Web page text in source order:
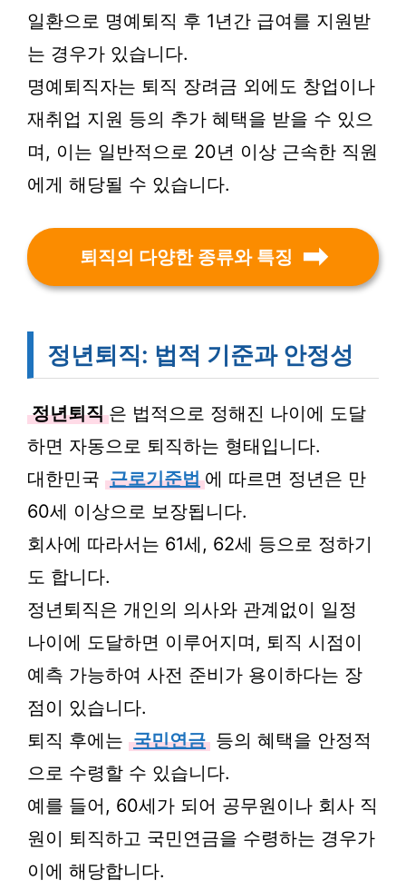
일환으로 명예퇴직 후 1년간 급여를 지원받
는 경우가 있습니다.
명예퇴직자는 퇴직 장려금 외에도 창업이나
재취업 지원 등의 추가 혜택을 받을 수 있으
며, 이는 일반적으로 20년 이상 근속한 직원
에게 해당될 수 있습니다.
퇴직의 다양한 종류와 특징
정년퇴직: 법적 기준과 안정성
정년퇴직 은 법적으로 정해진 나이에 도달
하면 자동으로 퇴직하는 형태입니다.
대한민국 근로기준법 에 따르면 정년은 만
60세 이상으로 보장됩니다.
회사에 따라서는 61세, 62세 등으로 정하기
도 합니다.
정년퇴직은 개인의 의사와 관계없이 일정
나이에 도달하면 이루어지며, 퇴직 시점이
예측 가능하여 사전 준비가 용이하다는 장
점이 있습니다.
퇴직 후에는 국민연금 등의 혜택을 안정적
으로 수령할 수 있습니다.
예를 들어, 60세가 되어 공무원이나 회사 직
원이 퇴직하고 국민연금을 수령하는 경우가
이에 해당합니다.